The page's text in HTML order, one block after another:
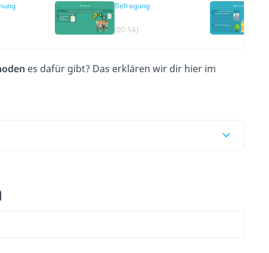
Befragung
(00:54)
es dafür gibt? Das erklären wir dir hier im